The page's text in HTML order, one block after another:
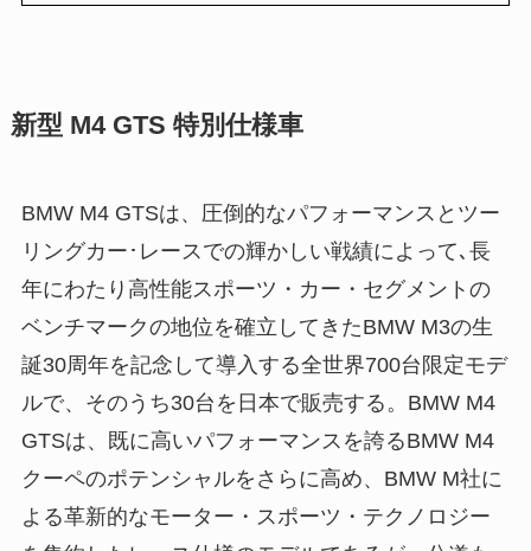
新型 M4 GTS 特別仕様車
BMW M4 GTSは、圧倒的なパフォーマンスとツー
リングカー･レースでの輝かしい戦績によって､長
年にわたり高性能スポーツ・カー・セグメントの
ベンチマークの地位を確立してきたBMW M3の生
誕30周年を記念して導入する全世界700台限定モデ
ルで、そのうち30台を日本で販売する。BMW M4
GTSは、既に高いパフォーマンスを誇るBMW M4
クーペのポテンシャルをさらに高め、BMW M社に
よる革新的なモーター・スポーツ・テクノロジー